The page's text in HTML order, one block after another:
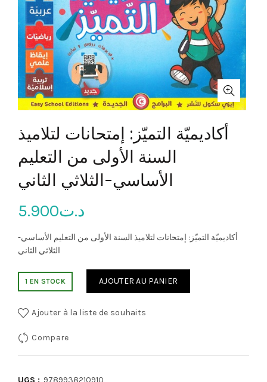
أكاديميّة التميّز: إمتحانات لتلاميذ
السنة الأولى من التعليم
الأساسي-الثلاثي الثاني
د.ت5.900
أكاديميّة التميّز: إمتحانات لتلاميذ السنة الأولى من التعليم الأساسي-
الثلاثي الثاني
1 EN STOCK AJOUTER AU PANIER
Ajouter à la liste de souhaits
Compare
UGS : 9789938210910